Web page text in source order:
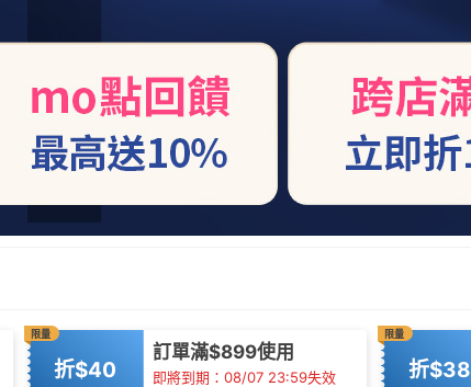
限量
折$40
訂單滿$899使用
即將到期：08/07 23:59失效
限量
折$38